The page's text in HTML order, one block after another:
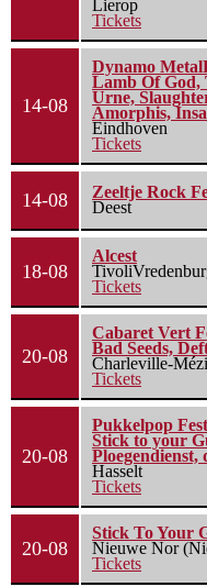
Lierop
Tickets
14-08
Dynamo
Lamb Of God,
Urne,
Amorphis,
Eindhoven
Tickets
14-08
Zeeltje Rock
Deest
18-08
Alcest
Tickets
20-08
Cabaret Vert
Bad Seeds,
Charleville-
Tickets
20-08
Pukkelpop
Stick to your
Ploegendienst,
Hasselt
Tickets
20-08
Stick To Your
Nieuwe Nor
Tickets